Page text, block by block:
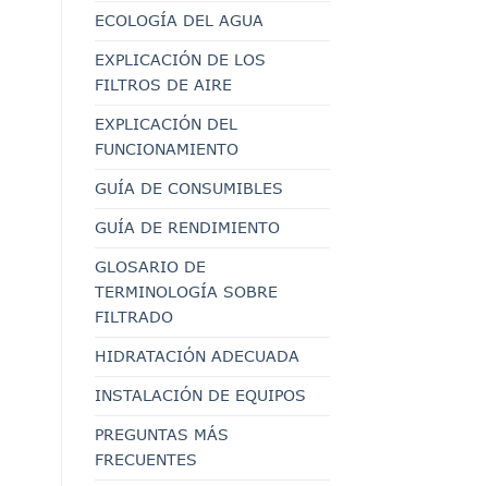
ECOLOGÍA DEL AGUA
EXPLICACIÓN DE LOS
FILTROS DE AIRE
EXPLICACIÓN DEL
FUNCIONAMIENTO
GUÍA DE CONSUMIBLES
GUÍA DE RENDIMIENTO
GLOSARIO DE
TERMINOLOGÍA SOBRE
FILTRADO
HIDRATACIÓN ADECUADA
INSTALACIÓN DE EQUIPOS
PREGUNTAS MÁS
FRECUENTES